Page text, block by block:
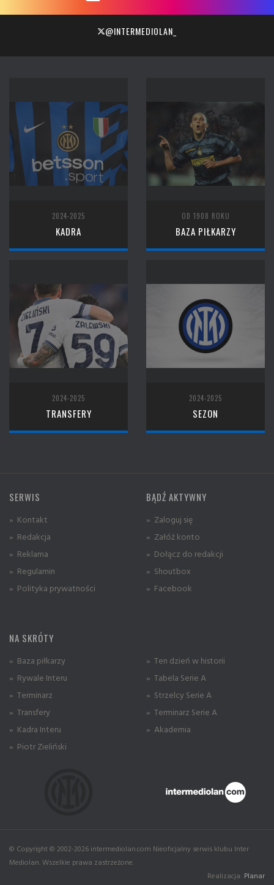
@INTERMEDIOLAN_
2024-2025
KADRA
OD 1908 ROKU
BAZA PIŁKARZY
2024-2025
TRANSFERY
2024-2025
SEZON
SERWIS
» Kontakt
» Redakcja
» Reklama
» Regulamin
» Polityka prywatności
BĄDŹ AKTYWNY
» Zaloguj się
» Załóż konto
» Dołącz do redakcji
» Shoutbox
» Facebook
NA SKRÓTY
» Baza piłkarzy
» Rywale Interu
» Terminarz
» Transfery
» Kadra Interu
» Piotr Zieliński
» Ten dzień w historii
» Tabela Serie A
» Strzelcy Serie A
» Terminarz Serie A
» Akademia
© Copyright © 2002-2026 intermediolan.com Nieoficjalny serwis klubu Inter
Mediolan. Wszelkie prawa zastrzeżone.
Realizacja: Planar